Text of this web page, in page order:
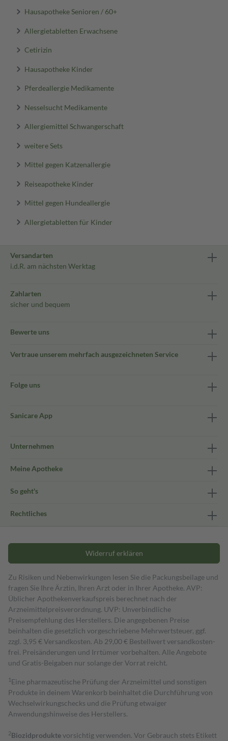
Hausapotheke Senioren / 60+
Allergietabletten Erwachsene
Cetirizin
Hausapotheke Kinder
Pferdeallergie Medikamente
Nesselsucht Medikamente
Allergiemittel Schwangerschaft
weitere Sets
Mittel gegen Katzenallergie
Reiseapotheke Kinder
Mittel gegen Hundeallergie
Allergietabletten für Kinder
Versandarten
i.d.R. am nächsten Werktag
Zahlarten
sicher und bequem
Bewerte uns
Vertraue unserem mehrfach ausgezeichneten Service
Folge uns
Sanicare App
Unternehmen
Meine Apotheke
So geht's
Rechtliches
Widerruf erklären
Zu Risiken und Nebenwirkungen lesen Sie die Packungsbeilage und
fragen Sie Ihre Ärztin, Ihren Arzt oder in Ihrer Apotheke. AVP:
Üblicher Apothekenverkaufspreis berechnet nach der
Arzneimittelpreisverordnung. UVP: Unverbindliche
Preisempfehlung des Herstellers. Die angegebenen Preise
beinhalten die gesetzlich vorgeschriebene Mehrwertsteuer, ggf.
zzgl. 3,95 € Versandkosten. Ab 29,00 € Bestell­wert versand­kosten­
frei. Preisänderungen und Irrtümer vorbehalten. Alle Angebote
und Gratis-Beigaben nur solange der Vorrat reicht.
1 Eine pharmazeutische Prüfung der Arzneimittel und sonstigen
Produkte in deinem Warenkorb beinhaltet die Durchführung von
Wechselwirkungschecks und die Prüfung etwaiger
Anwendungshinweise des Herstellers.
2Biozidproduktevorsichtig verwenden. Vor Gebrauch stets Etikett